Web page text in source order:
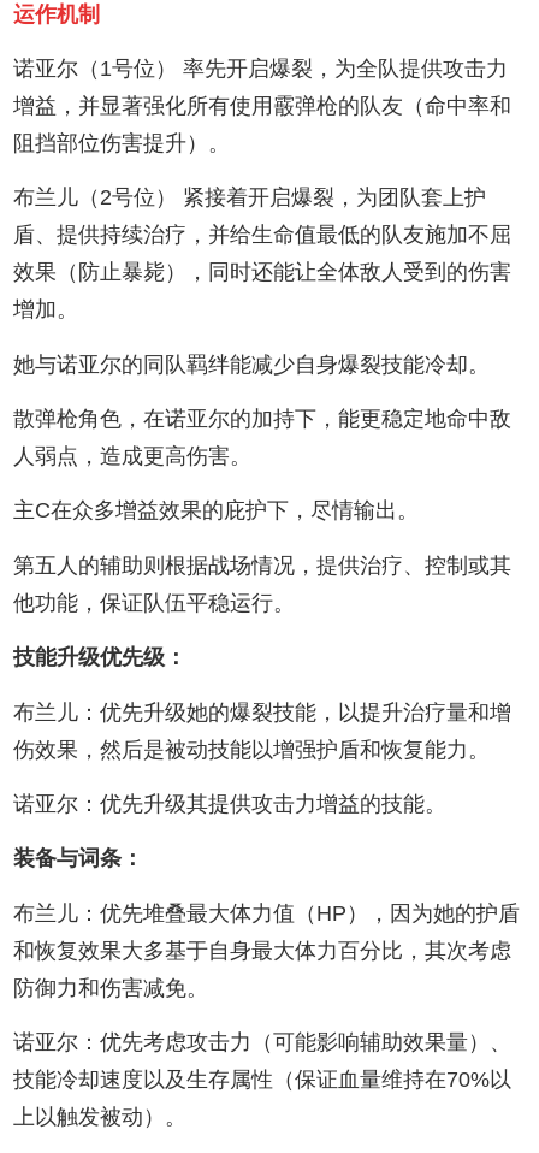
运作机制
诺亚尔（1号位） 率先开启爆裂，为全队提供攻击力
增益，并显著强化所有使用霰弹枪的队友（命中率和
阻挡部位伤害提升）。
布兰儿（2号位） 紧接着开启爆裂，为团队套上护
盾、提供持续治疗，并给生命值最低的队友施加不屈
效果（防止暴毙），同时还能让全体敌人受到的伤害
增加。
她与诺亚尔的同队羁绊能减少自身爆裂技能冷却。
散弹枪角色，在诺亚尔的加持下，能更稳定地命中敌
人弱点，造成更高伤害。
主C在众多增益效果的庇护下，尽情输出。
第五人的辅助则根据战场情况，提供治疗、控制或其
他功能，保证队伍平稳运行。
技能升级优先级：
布兰儿：优先升级她的爆裂技能，以提升治疗量和增
伤效果，然后是被动技能以增强护盾和恢复能力。
诺亚尔：优先升级其提供攻击力增益的技能。
装备与词条：
布兰儿：优先堆叠最大体力值（HP），因为她的护盾
和恢复效果大多基于自身最大体力百分比，其次考虑
防御力和伤害减免。
诺亚尔：优先考虑攻击力（可能影响辅助效果量）、
技能冷却速度以及生存属性（保证血量维持在70%以
上以触发被动）。